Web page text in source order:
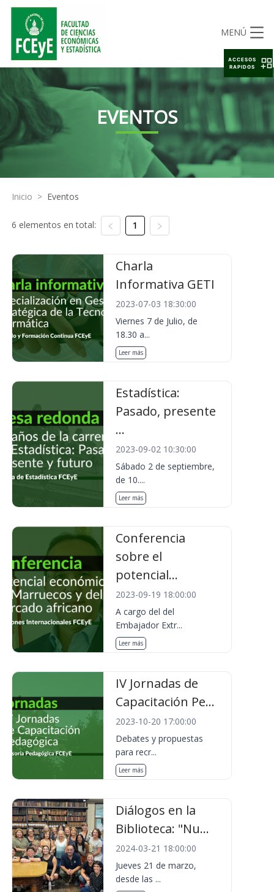
MENÚ
EVENTOS
Inicio > Eventos
6 elementos en total: 1
Charla
Informativa GETI
2023-07-03 18:30:00
Viernes 7 de Julio, de
18.30 a...
Leer más
Estadística:
Pasado, presente
...
2023-09-02 10:30:00
Sábado 2 de septiembre,
de 10....
Leer más
Conferencia
sobre el
potencial...
2023-09-19 18:00:00
A cargo del del
Embajador Extr...
Leer más
IV Jornadas de
Capacitación Pe...
2023-10-20 17:00:00
Debates y propuestas
para recr...
Leer más
Diálogos en la
Biblioteca: "Nu...
2024-03-21 18:00:00
Jueves 21 de marzo,
desde las ...
ACCESOS
RAPIDOS